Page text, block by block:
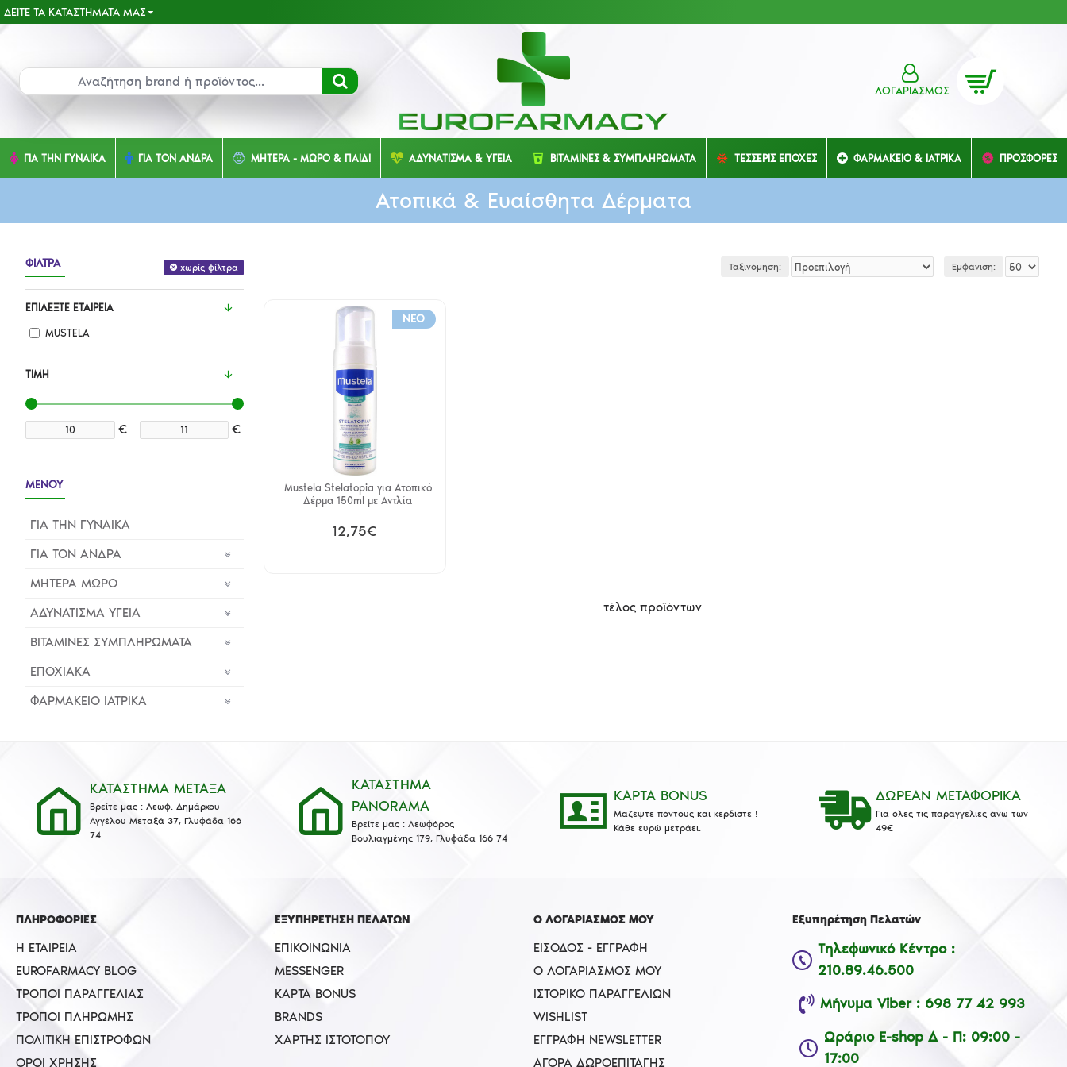
ΔΕΊΤΕ ΤΑ ΚΑΤΑΣΤΉΜΑΤΑ ΜΑΣ
ΛΟΓΑΡΙΑΣΜΌΣ
ΓΙΑ ΤΗΝ ΓΥΝΑΙΚΑ ΓΙΑ ΤΟΝ ΑΝΔΡΑ ΜΗΤΕΡΑ - ΜΩΡΟ & ΠΑΙΔΙ ΑΔΥΝΑΤΙΣΜΑ & ΥΓΕΙΑ ΒΙΤΑΜΙΝΕΣ & ΣΥΜΠΛΗΡΩΜΑΤΑ ΤΕΣΣΕΡΙΣ ΕΠΟΧΕΣ ΦΑΡΜΑΚΕΙΟ & ΙΑΤΡΙΚΑ ΠΡΟΣΦΟΡΕΣ
Ατοπικά & Ευαίσθητα Δέρματα
ΦΊΛΤΡΑ χωρίς φίλτρα
ΤΙΜΉ
€ €
ΕΠΙΛΈΞΤΕ ΕΤΑΙΡΕΊΑ
MUSTELA
ΜΕΝΟΥ
ΓΙΑ ΤΗΝ ΓΥΝΑΙΚΑ
ΓΙΑ ΤΟΝ ΑΝΔΡΑ
ΜΗΤΕΡΑ ΜΩΡΟ
ΑΔΥΝΑΤΙΣΜΑ ΥΓΕΙΑ
ΒΙΤΑΜΙΝΕΣ ΣΥΜΠΛΗΡΩΜΑΤΑ
ΕΠΟΧΙΑΚΑ
ΦΑΡΜΑΚΕΙΟ ΙΑΤΡΙΚΑ
Ταξινόμηση: Εμφάνιση:
NEO
Mustela Stelatopia για Ατοπικό
Δέρμα 150ml με Αντλία
12,75€
τέλος προϊόντων
ΚΑΤΑΣΤΗΜΑ ΜΕΤΑΞΑ
Βρείτε μας : Λεωφ. Δημάρχου
Αγγέλου Μεταξά 37, Γλυφάδα 166
74
ΚΑΤΑΣΤΗΜΑ
PANORAMA
Βρείτε μας : Λεωφόρος
Βουλιαγμένης 179, Γλυφάδα 166 74
ΚΑΡΤΑ BONUS
Μαζέψτε πόντους και κερδίστε !
Κάθε ευρώ μετράει.
ΔΩΡΕΑΝ ΜΕΤΑΦΟΡΙΚΑ
Για όλες τις παραγγελίες άνω των
49€
ΠΛΗΡΟΦΟΡΙΕΣ
Η ΕΤΑΙΡΕΊΑ
EUROFARMACY BLOG
ΤΡΌΠΟΙ ΠΑΡΑΓΓΕΛΊΑΣ
ΤΡΌΠΟΙ ΠΛΗΡΩΜΉΣ
ΠΟΛΙΤΙΚΉ ΕΠΙΣΤΡΟΦΏΝ
ΌΡΟΙ ΧΡΉΣΗΣ
ΕΞΥΠΗΡΕΤΗΣΗ ΠΕΛΑΤΩΝ
ΕΠΙΚΟΙΝΩΝΊΑ
MESSENGER
ΚΆΡΤΑ BONUS
BRANDS
ΧΆΡΤΗΣ ΙΣΤΌΤΟΠΟΥ
Ο ΛΟΓΑΡΙΑΣΜΟΣ ΜΟΥ
ΕΊΣΟΔΟΣ - ΕΓΓΡΑΦΉ
Ο ΛΟΓΑΡΙΑΣΜΌΣ ΜΟΥ
ΙΣΤΟΡΙΚΌ ΠΑΡΑΓΓΕΛΙΏΝ
WISHLIST
ΕΓΓΡΑΦΉ NEWSLETTER
ΑΓΟΡΆ ΔΩΡΟΕΠΙΤΑΓΉΣ
Εξυπηρέτηση Πελατών
Τηλεφωνικό Κέντρο :
210.89.46.500
Μήνυμα Viber : 698 77 42 993
Ωράριο E-shop Δ - Π: 09:00 -
17:00